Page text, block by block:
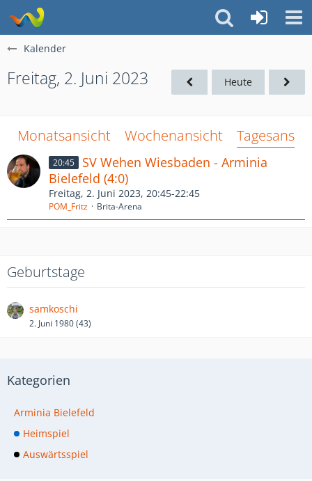
Kalender
Freitag, 2. Juni 2023 Heute
Monatsansicht Wochenansicht
20:45
SV Wehen Wiesbaden - Arminia
Bielefeld (4:0)
Freitag, 2. Juni 2023, 20:45-22:45
POM_Fritz Brita-Arena
Geburtstage
samkoschi
2. Juni 1980 (43)
Kategorien
Arminia Bielefeld
Heimspiel
Auswärtsspiel